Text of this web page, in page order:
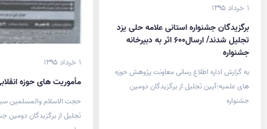
۱ خرداد ۱۳۹۵
برگزیدگان جشنواره استانی علامه حلی یزد
تجلیل شدند/ ارسال۶۰۰ اثر به دبیرخانه
جشنواره
به گزارش اداره اطلاع رسانی معاونت پژوهش حوزه
های علمیه؛آیین تجلیل از برگزیدگان دومین
جشنواره
۱ خرداد ۱۳۹۵
مأموریت های حوزه
حجت الاسلام والمسلمین
تجلیل از برگزیدگان دومین